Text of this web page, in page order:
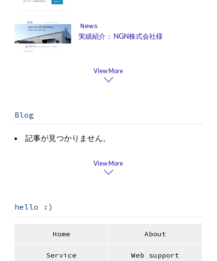
News
実績紹介： NGN株式会社様
View More
Blog
記事が見つかりません。
View More
hello :)
Home About
Service Web support